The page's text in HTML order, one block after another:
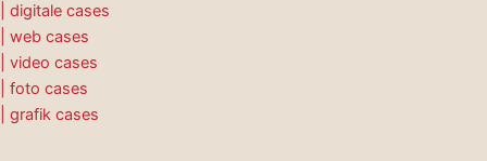
| digitale cases
| web cases
| video cases
| foto cases
| grafik cases